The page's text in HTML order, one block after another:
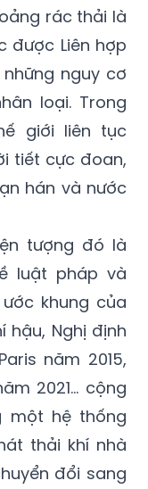
rác thải là
được Liên hợp
nguy cơ
loại. Trong
giới liên tục
tiết cực đoan,
hán và nước
tượng đó là
luật pháp và
khung của
hậu, Nghị định
năm 2015,
2021… cộng
một hệ thống
thải khí nhà
đổi sang